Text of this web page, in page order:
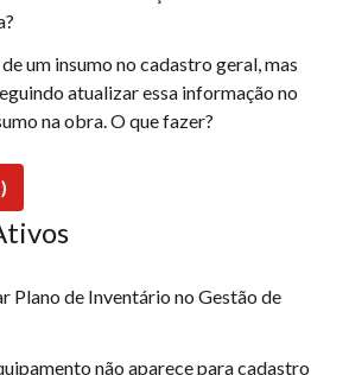
um insumo no cadastro geral, mas
atualizar essa informação no
na obra. O que fazer?
Plano de Inventário no Gestão de
não aparece para cadastro